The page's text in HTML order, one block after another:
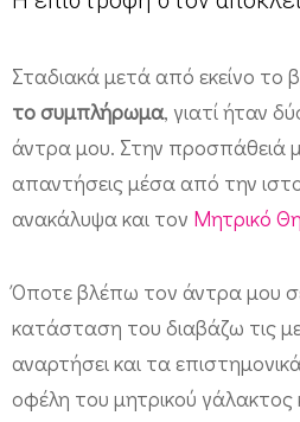
Σταδιακά μετά από εκείνο το
το συμπλήρωμα, γιατί ήταν
άντρα μου. Στην προσπάθειά
απαντήσεις μέσα από την
ανακάλυψα και τον Μητρικό
Όποτε βλέπω τον άντρα μου
κατάσταση του διαβάζω τις
αναρτήσει και τα
οφέλη του μητρικού γάλακτος